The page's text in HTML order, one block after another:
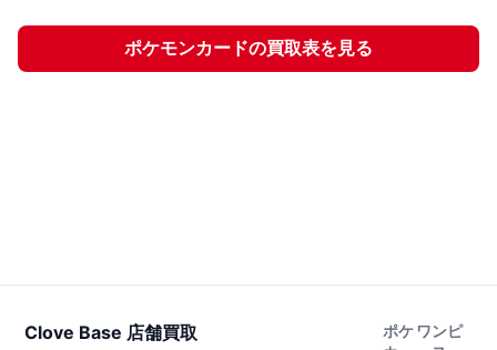
ポケモンカードの買取表を見る
Clove Base 店舗買取
ポケ ワンピ